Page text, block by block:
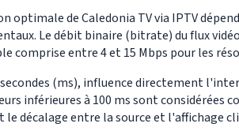
optimale de Caledonia TV via IPTV
Le débit binaire (bitrate) du flux
comprise entre 4 et 15 Mbps pour les
(ms), influence directement
inférieures à 100 ms sont considérées
décalage entre la source et l'affichage